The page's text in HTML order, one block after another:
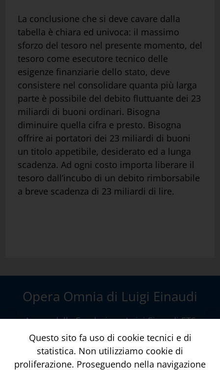
La conclusione che si deve cavare dalla
tabella è chiara ed univoca: il massimo
sforzo del tesoro nel presente momento, del
tesoro come esecutore tecnico delle
esigenze finanziarie dello stato, deve
consistere nel consolidare quanta più larga
parte è possibile del debito fluttuante dei 23
miliardi di buoni ordinari. Bisogna
diminuire quella cifra e presto. Bisogna
offrire ai portatori dei 23 miliardi di buoni
un titolo appetibile, desiderato ed a lunga
scadenza. Ad ogni costo importa liberare il
tesoro dall’incubo di un debito rimborsabile
a breve scadenza di 23 miliardi di lire.
Opera Omnia di Luigi Einaudi
A cura dellaFondazione Luigi Einaudi ETS
Via della Conciliazione, 10 – Roma
www.fondazioneluigieinaudi.it